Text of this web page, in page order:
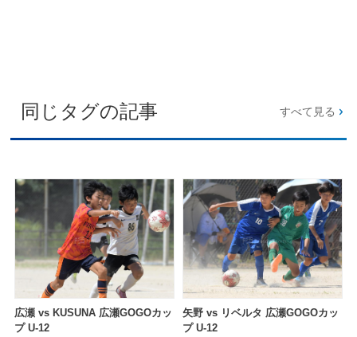
同じタグの記事 すべて見る
広瀬 vs KUSUNA 広瀬GOGOカッ
プ U-12
矢野 vs リベルタ 広瀬GOGOカッ
プ U-12